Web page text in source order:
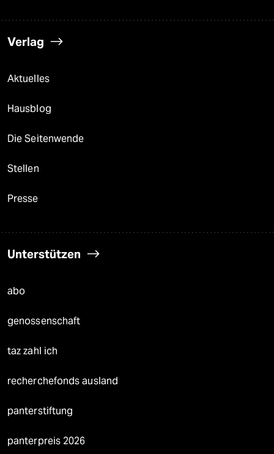
Verlag
Aktuelles
Hausblog
Die Seitenwende
Stellen
Presse
Unterstützen
abo
genossenschaft
taz zahl ich
recherchefonds ausland
panterstiftung
panterpreis 2026